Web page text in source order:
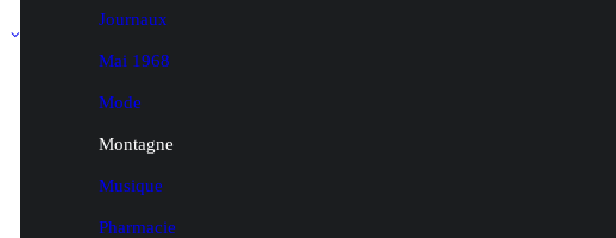
Journaux
Mai 1968
Mode
Montagne
Musique
Pharmacie